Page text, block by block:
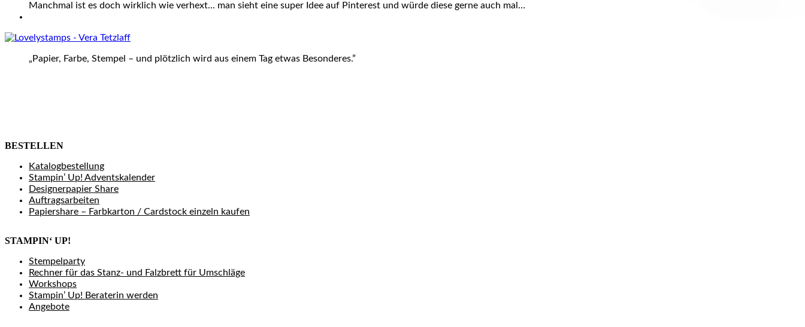
Manchmal ist es doch wirklich wie verhext... man sieht eine super Idee auf Pinterest und würde diese gerne auch mal…
„Papier, Farbe, Stempel – und plötzlich wird aus einem Tag etwas Besonderes.”
BESTELLEN
Katalogbestellung
Stampin’ Up! Adventskalender
Designerpapier Share
Auftragsarbeiten
Papiershare – Farbkarton / Cardstock einzeln kaufen
STAMPIN‘ UP!
Stempelparty
Rechner für das Stanz- und Falzbrett für Umschläge
Workshops
Stampin’ Up! Beraterin werden
Angebote